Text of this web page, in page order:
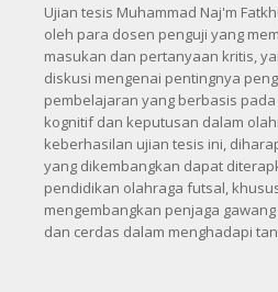
Ujian tesis Muhammad Naj'm
oleh para dosen penguji yang
masukan dan pertanyaan kritis,
diskusi mengenai pentingnya
pembelajaran yang berbasis
kognitif dan keputusan dalam
keberhasilan ujian tesis ini,
yang dikembangkan dapat
pendidikan olahraga futsal,
mengembangkan penjaga
dan cerdas dalam menghadapi